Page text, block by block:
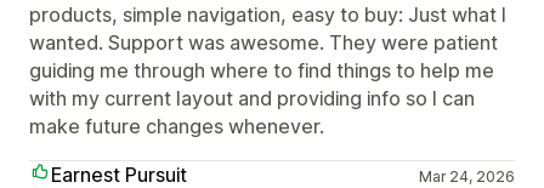
products, simple navigation, easy to buy: Just what I
wanted. Support was awesome. They were patient
guiding me through where to find things to help me
with my current layout and providing info so I can
make future changes whenever.
Earnest Pursuit
Mar 24, 2026